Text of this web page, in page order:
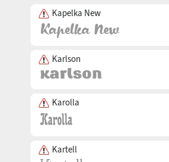
Kapelka New
Karlson
Karolla
Kartell